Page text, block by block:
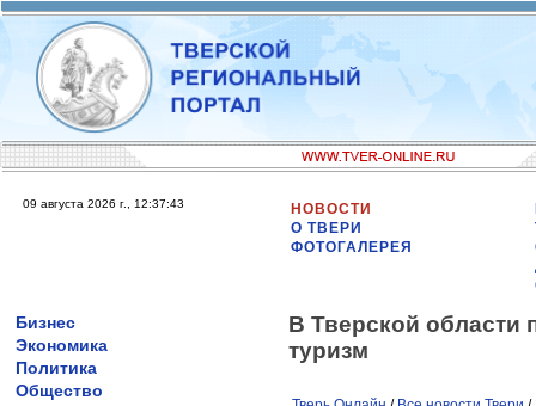
09 августа 2026 г., 12:37:43
НОВОСТИ
О ТВЕРИ
ФОТОГАЛЕРЕЯ
Бизнес
Экономика
Политика
Общество
В Тверской области
туризм